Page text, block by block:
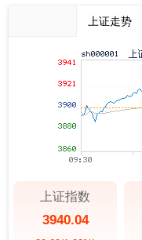
上证走势
上证指数
3940.04